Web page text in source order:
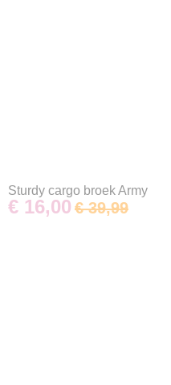
Sturdy cargo broek Army
€ 16,00 € 39,99